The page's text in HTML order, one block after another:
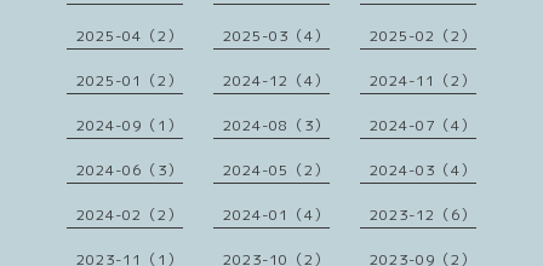
2025-04（2） 2025-03（4） 2025-02（2）
2025-01（2） 2024-12（4） 2024-11（2）
2024-09（1） 2024-08（3） 2024-07（4）
2024-06（3） 2024-05（2） 2024-03（4）
2024-02（2） 2024-01（4） 2023-12（6）
2023-11（1） 2023-10（2） 2023-09（2）